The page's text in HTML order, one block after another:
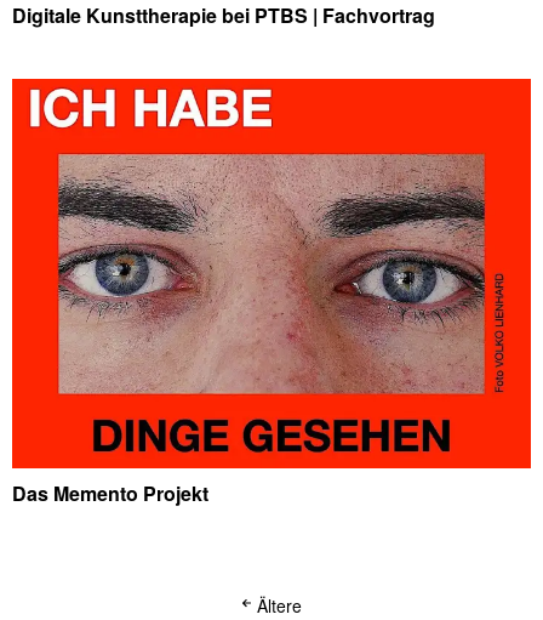
Digitale Kunsttherapie bei PTBS | Fachvortrag
Das Memento Projekt
Ältere